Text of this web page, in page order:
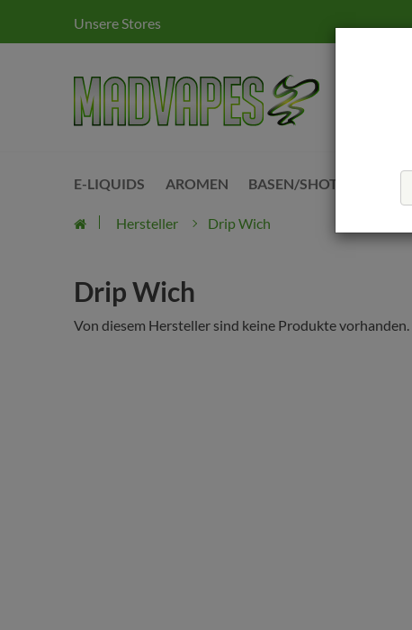
Unsere Stores
E-LIQUIDS AROMEN BASEN/SHOTS
Hersteller Drip Wich
Drip Wich
Von diesem Hersteller sind keine Produkte vorhanden.